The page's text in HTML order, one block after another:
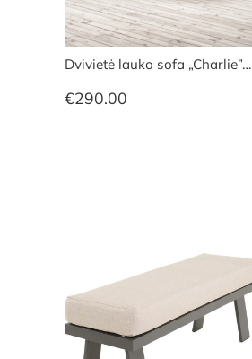
Dvivietė lauko sofa „Charlie”…
€290.00